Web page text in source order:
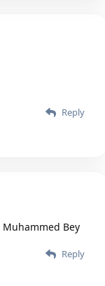
Reply
Muhammed Bey
Reply